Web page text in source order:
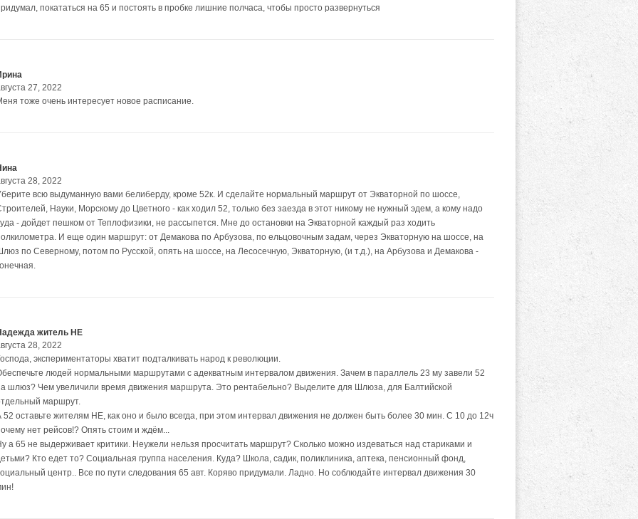
покататься на 65 и постоять в пробке лишние полчаса, чтобы просто развернуться
27, 2022
тоже очень интересует новое расписание.
28, 2022
всю выдуманную вами белиберду, кроме 52к. И сделайте нормальный маршрут от Экваторной по шоссе,
Науки, Морскому до Цветного - как ходил 52, только без заезда в этот никому не нужный эдем, а кому надо
- дойдет пешком от Теплофизики, не рассыпется. Мне до остановки на Экваторной каждый раз ходить
И еще один маршрут: от Демакова по Арбузова, по ельцовочным задам, через Экваторную на шоссе, на
по Северному, потом по Русской, опять на шоссе, на Лесосечную, Экваторную, (и т.д.), на Арбузова и Демакова -
житель НЕ
28, 2022
экспериментаторы хватит подталкивать народ к революции.
людей нормальными маршрутами с адекватным интервалом движения. Зачем в параллель 23 му завели 52
шлюз? Чем увеличили время движения маршрута. Это рентабельно? Выделите для Шлюза, для Балтийской
маршрут.
52 оставьте жителям НЕ, как оно и было всегда, при этом интервал движения не должен быть более 30 мин. С 10 до 12ч
нет рейсов!? Опять стоим и ждём...
а 65 не выдерживает критики. Неужели нельзя просчитать маршрут? Сколько можно издеваться над стариками и
Кто едет то? Социальная группа населения. Куда? Школа, садик, поликлиника, аптека, пенсионный фонд,
центр.. Все по пути следования 65 авт. Коряво придумали. Ладно. Но соблюдайте интервал движения 30